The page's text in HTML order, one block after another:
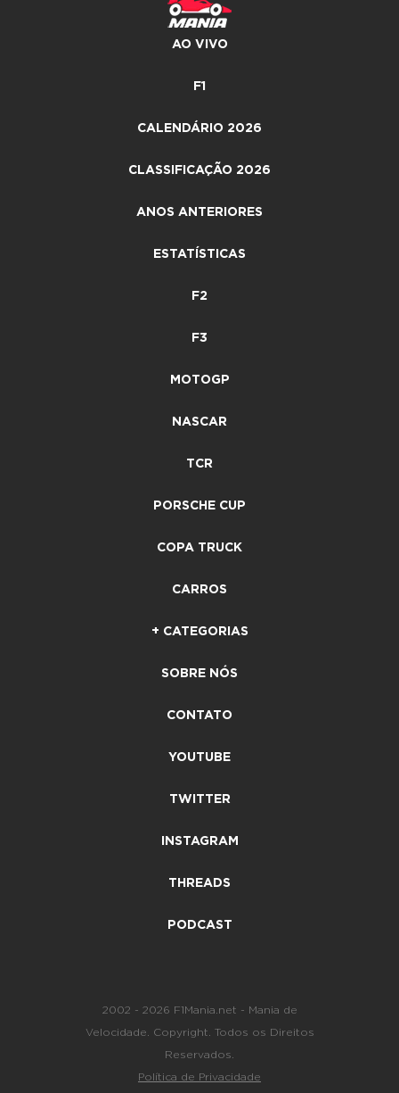
AO VIVO
F1
CALENDÁRIO 2026
CLASSIFICAÇÃO 2026
ANOS ANTERIORES
ESTATÍSTICAS
F2
F3
MOTOGP
NASCAR
TCR
PORSCHE CUP
COPA TRUCK
CARROS
+ CATEGORIAS
SOBRE NÓS
CONTATO
YOUTUBE
TWITTER
INSTAGRAM
THREADS
PODCAST
2002 - 2026 F1Mania.net - Mania de
Velocidade. Copyright. Todos os Direitos
Reservados.
Política de Privacidade